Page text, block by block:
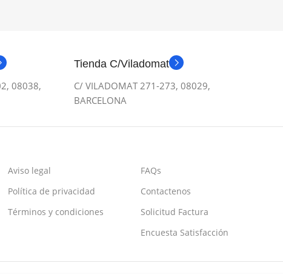
08038,
Tienda C/Viladomat
C/ VILADOMAT 271-273, 08029,
BARCELONA
Aviso legal
Política de privacidad
Términos y condiciones
FAQs
Contactenos
Solicitud Factura
Encuesta Satisfacción